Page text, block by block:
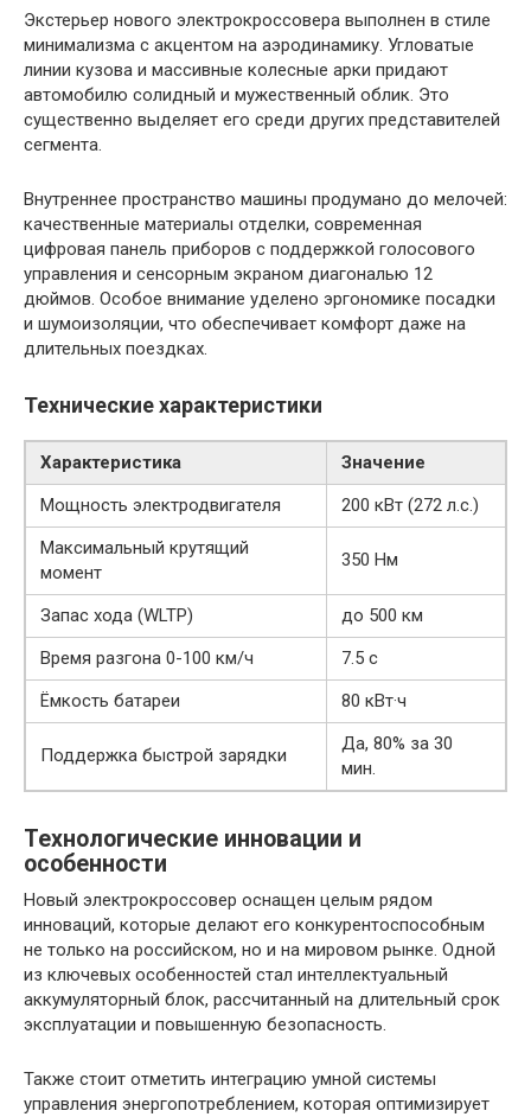
Экстерьер нового электрокроссовера выполнен в стиле
минимализма с акцентом на аэродинамику. Угловатые
линии кузова и массивные колесные арки придают
автомобилю солидный и мужественный облик. Это
существенно выделяет его среди других представителей
сегмента.
Внутреннее пространство машины продумано до мелочей:
качественные материалы отделки, современная
цифровая панель приборов с поддержкой голосового
управления и сенсорным экраном диагональю 12
дюймов. Особое внимание уделено эргономике посадки
и шумоизоляции, что обеспечивает комфорт даже на
длительных поездках.
Технические характеристики
Характеристика
Значение
Мощность электродвигателя
200 кВт (272 л.с.)
Максимальный крутящий
момент
350 Нм
Запас хода (WLTP)
до 500 км
Время разгона 0-100 км/ч
7.5 с
Ёмкость батареи
80 кВт·ч
Поддержка быстрой зарядки
Да, 80% за 30
мин.
Технологические инновации и
особенности
Новый электрокроссовер оснащен целым рядом
инноваций, которые делают его конкурентоспособным
не только на российском, но и на мировом рынке. Одной
из ключевых особенностей стал интеллектуальный
аккумуляторный блок, рассчитанный на длительный срок
эксплуатации и повышенную безопасность.
Также стоит отметить интеграцию умной системы
управления энергопотреблением, которая оптимизирует